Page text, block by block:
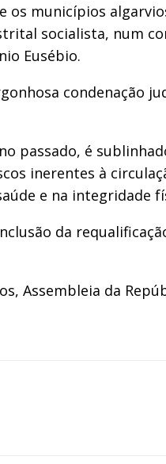
os municípios
socialista, num
Eusébio.
condenação
passado, é
inerentes à
e na integridade
da
Assembleia da